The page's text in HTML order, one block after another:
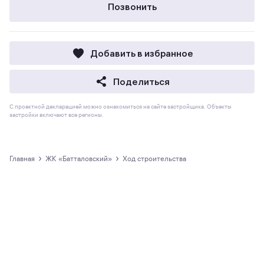
Позвонить
Добавить в избранное
Поделиться
С проектной декларацией можно ознакомиться на сайте застройщика. Объекты
застройки включают все регионы.
Главная › ЖК «Батталовский» › Ход строительства